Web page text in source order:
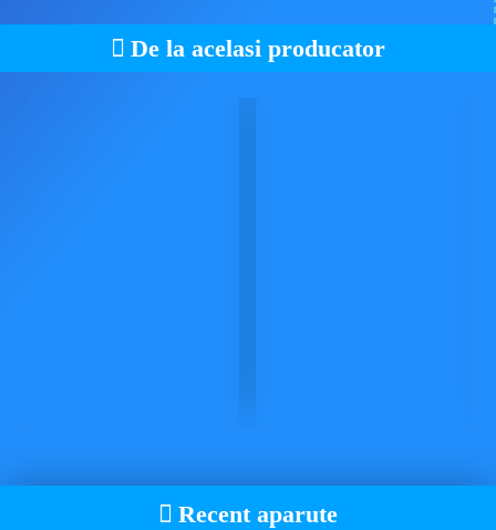
De la acelasi producator
Recent aparute